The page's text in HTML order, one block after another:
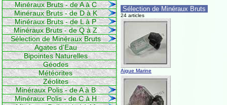
Minéraux Bruts - de A à C
Minéraux Bruts - de D à K
Minéraux Bruts - de L à P
Minéraux Bruts - de Q à Z
Sélection de Minéraux Bruts
Agates d'Eau
Bipointes Naturelles
Géodes
Météorites
Zéolites
Minéraux Polis - de A à B
Minéraux Polis - de C à H
Sélection de Minéraux Bruts
24 articles
Aigue Marine